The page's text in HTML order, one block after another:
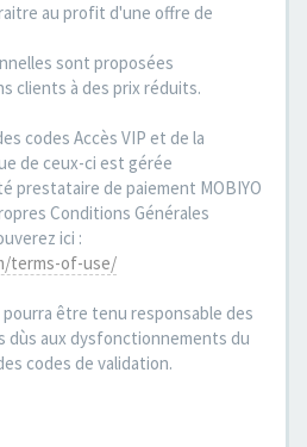
au profit d'une offre de
sont proposées
clients à des prix réduits.
codes Accès VIP et de la
de ceux-ci est gérée
prestataire de paiement MOBIYO
Conditions Générales
ici :
terms-of-use/
être tenu responsable des
dùs aux dysfonctionnements du
codes de validation.